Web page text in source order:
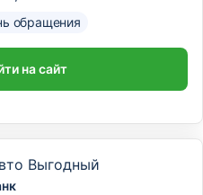
обращения
на сайт
Выгодный